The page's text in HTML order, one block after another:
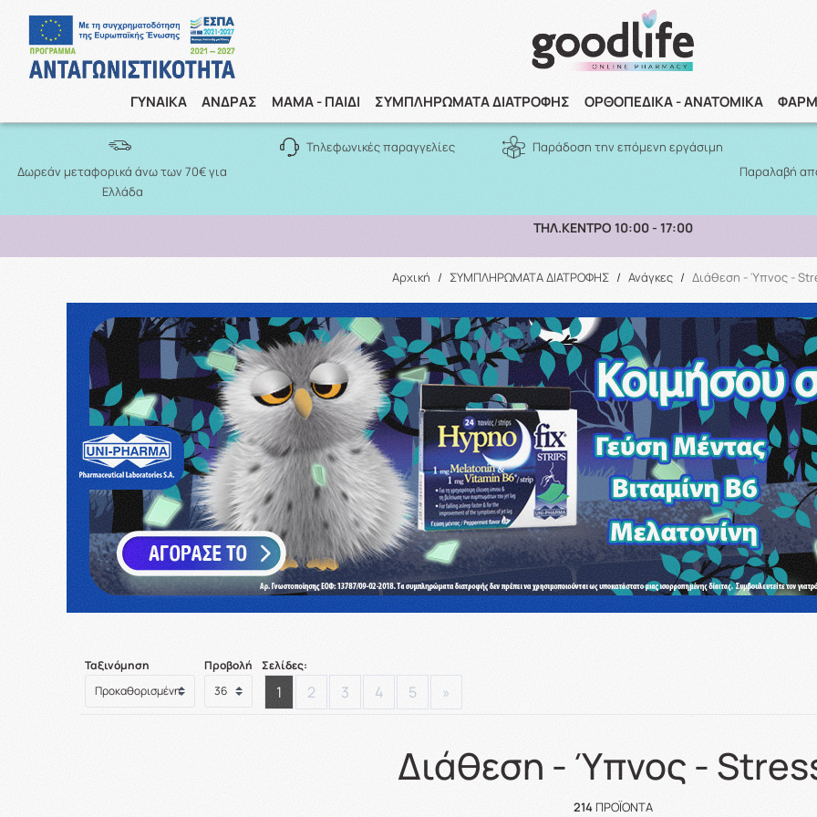
ΓΥΝΑΙΚΑ ΑΝΔΡΑΣ ΜΑΜΑ - ΠΑΙΔΙ ΣΥΜΠΛΗΡΩΜΑΤΑ ΔΙΑΤΡΟΦΗΣ ΟΡΘΟΠΕΔΙΚΑ - ΑΝΑΤΟΜΙΚΑ
Αναζήτηση
Δωρεάν μεταφορικά άνω των 70€ για
Ελλάδα
Τηλεφωνικές παραγγελίες
Παράδοση την επόμενη εργάσιμη
Παραλαβή
ΠΑΡΑΛΑΒΗ ΑΠΟ ΤΟ ΚΑΤΑΣΤΗΜΑ ΑΝΩ ΤΩΝ 10€
Αρχική / ΣΥΜΠΛΗΡΩΜΑΤΑ ΔΙΑΤΡΟΦΗΣ / Ανάγκες / Διάθεση - Ύπνος -
Ταξινόμηση Προβολή Σελίδες:
1 2 3 4 5 »
Διάθεση - Ύπνος -
214ΠΡΟΪΌΝΤΑ